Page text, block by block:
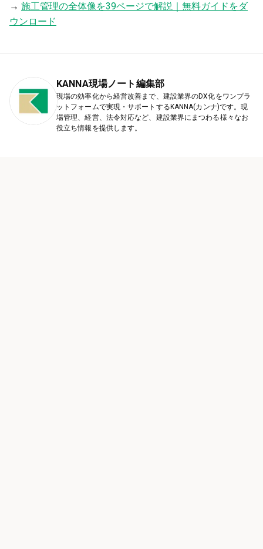
→ 施工管理の全体像を39ページで解説｜無料ガイドをダ
ウンロード
KANNA現場ノート編集部
現場の効率化から経営改善まで、建設業界のDX化をワンプラ
ットフォームで実現・サポートするKANNA(カンナ)です。現
場管理、経営、法令対応など、建設業界にまつわる様々なお
役立ち情報を提供します。